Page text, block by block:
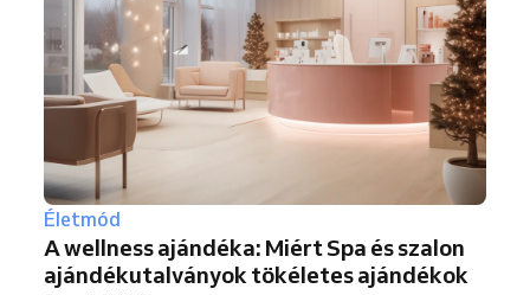
Életmód
A wellness ajándéka: Miért Spa és szalon
ajándékutalványok tökéletes ajándékok